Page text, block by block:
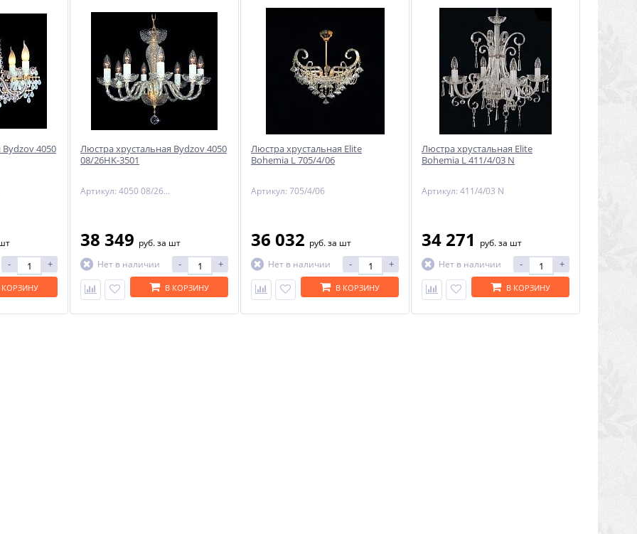
-29%
4050
- +
КОРЗИНУ
Люстра хрустальная Bydzov 4050
08/26HK-3501
Артикул: 4050 08/26HK-3501
38 349 руб.за шт
Нет в наличии
- +
В КОРЗИНУ
Люстра хрустальная Elite
Bohemia L 705/4/06
Артикул: 705/4/06
36 032 руб.за шт
Нет в наличии
- +
В КОРЗИНУ
Люстра хрустальная Elite
Bohemia L 411/4/03 N
Артикул: 411/4/03 N
34 271 руб.за шт
Нет в наличии
- +
В КОРЗИНУ